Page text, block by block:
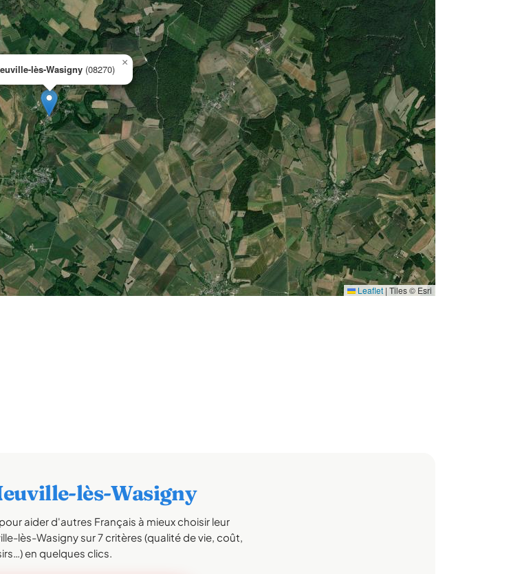
lès-Wasigny (08270)
×
Leaflet | Tiles © Esri
lès-Wasigny
aider d'autres Français à mieux choisir leur
lès-Wasigny sur 7 critères (qualité de vie, coût,
en quelques clics.